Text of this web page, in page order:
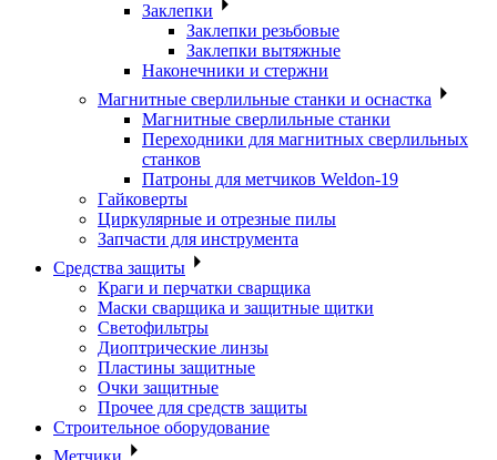
Заклепки
Заклепки резьбовые
Заклепки вытяжные
Наконечники и стержни
Магнитные сверлильные станки и оснастка
Магнитные сверлильные станки
Переходники для магнитных сверлильных
станков
Патроны для метчиков Weldon-19
Гайковерты
Циркулярные и отрезные пилы
Запчасти для инструмента
Средства защиты
Краги и перчатки сварщика
Маски сварщика и защитные щитки
Светофильтры
Диоптрические линзы
Пластины защитные
Очки защитные
Прочее для средств защиты
Строительное оборудование
Метчики